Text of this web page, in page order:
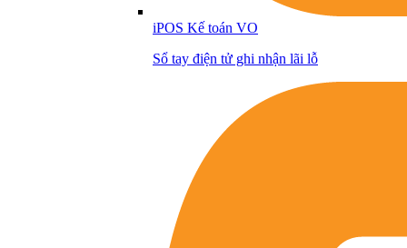
iPOS Kế toán VO
Sổ tay điện tử ghi nhận lãi lỗ